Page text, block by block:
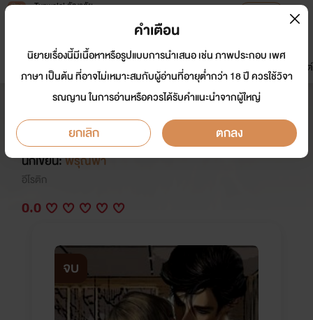
Tunwalai ธัญวลัย
หน้าแรก นิยาย อีบุ๊ก การ์ตูน
มาใหม่
ดรีมแชท ธัญลิสต์
มาเฟียร้ายกับพี่เลี้ยงสาย
อ่อยNC18+++
นักเขียน:พิรุณฟ้า
อีโรติก
0.0
จบ
คำเตือน
นิยายเรื่องนี้มีเนื้อหาหรือรูปแบบการนำเสนอ เช่น ภาพประกอบ เพศ
ภาษา เป็นต้น ที่อาจไม่เหมาะสมกับผู้อ่านที่อายุต่ำกว่า 18 ปี ควรใช้วิจา
รณญาน ในการอ่านหรือควรได้รับคำแนะนำจากผู้ใหญ่
ยกเลิก ตกลง